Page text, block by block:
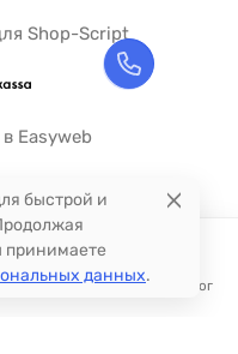
Поиск Каталог
Shop-Script
Easyweb
быстрой и
принимаете
данных.